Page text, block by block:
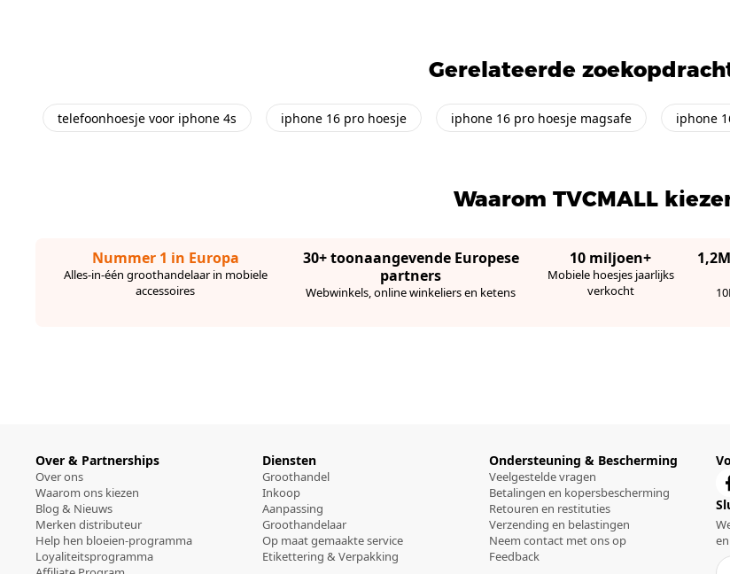
Gerelateerde
telefoonhoesje voor iphone 4s iphone 16 pro hoesje iphone 16 pro hoesje magsafe iphone
Waarom TVCMALL
Nummer 1 in Europa
Alles-in-één groothandelaar in mobiele
accessoires
30+ toonaangevende Europese
partners
Webwinkels, online winkeliers en ketens
10 miljoen+
Mobiele hoesjes jaarlijks
verkocht
Over & Partnerships
Over ons
Waarom ons kiezen
Blog & Nieuws
Merken distributeur
Help hen bloeien-programma
Loyaliteitsprogramma
Diensten
Groothandel
Inkoop
Aanpassing
Groothandelaar
Op maat gemaakte service
Etikettering & Verpakking
Ondersteuning & Bescherming
Veelgestelde vragen
Betalingen en kopersbescherming
Retouren en restituties
Verzending en belastingen
Neem contact met ons op
Feedback